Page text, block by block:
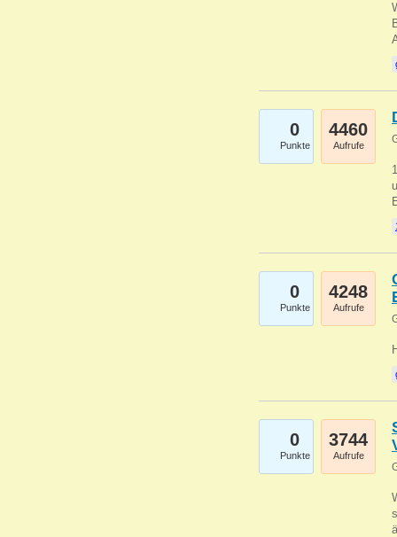
0
Punkte
4460
Aufrufe
0
Punkte
4248
Aufrufe
0
Punkte
3744
Aufrufe